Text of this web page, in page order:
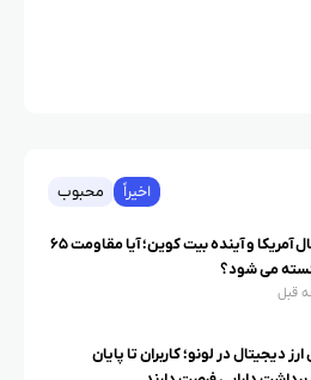
اخیراً محبوب
گزارش اشتغال آمریکا و آینده بیت کوین؛ آیا مقاومت ۶۵
می شود؟
دیجیتال در لونو؛ کاربران تا پایان